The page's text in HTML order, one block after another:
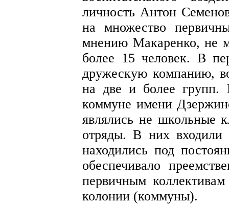
личность Антон
на множество
мнению Макаренко, не
более 15 человек. В
дружескую компанию,
на две и более групп.
коммуне имени
являлись не школьные
отряды. В них входили
находились под
обеспечивало
первичным
колонии (коммуны).